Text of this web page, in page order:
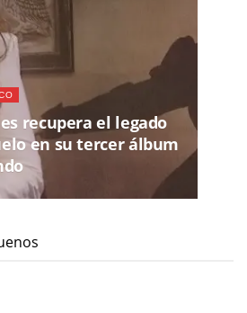
recupera el legado
en su tercer álbum